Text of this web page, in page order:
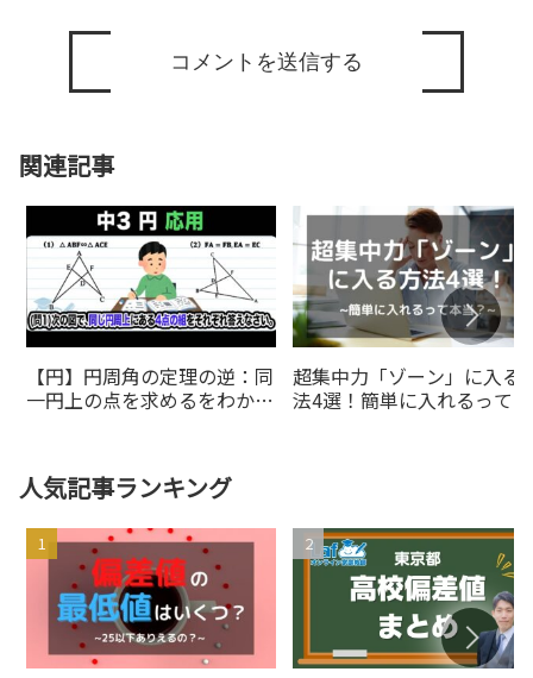
関連記事
【円】円周角の定理の逆：同
一円上の点を求めるをわかり
超集中力「ゾーン」に入る
法4選！簡単に入れるって本
人気記事ランキング